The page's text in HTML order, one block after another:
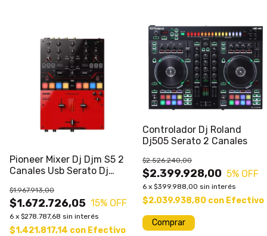
Pioneer Mixer Dj Djm S5 2
Canales Usb Serato Dj
$1.672.726,05
$1.967.913,00
15% OFF
6 x $278.787,68 sin interés
$1.421.817,14 con Efectivo
/5
Controlador Dj Roland
Dj505 Serato 2 Canales
$2.399.928,00
$2.526.240,00
5% OFF
6 x $399.988,00 sin interés
$2.039.938,80 con Efectivo
Comprar